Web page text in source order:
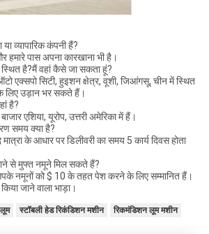
व्यापारिक कंपनी हैं?
हमारे पास अपना कारखाना भी है।
है?मैं वहां कैसे जा सकता हूं?
एक्सपो सिटी, हुइशन क्षेत्र, वूशी, जिआंगसू, चीन में स्थित
लिए उड़ान भर सकते हैं।
है?
एशिया, यूरोप, उत्तरी अमेरिका में हैं।
समय क्या है?
के आधार पर डिलीवरी का समय 5 कार्य दिवस होता
से मुफ्त नमूने मिल सकते हैं?
नमूनों को $ 10 के तहत पेश करने के लिए सम्मानित हैं।
जाने वाला भाड़ा।
स्टॉबली हेड रिकंडिशन मशीन रिकमंडिशन लूम मशीन